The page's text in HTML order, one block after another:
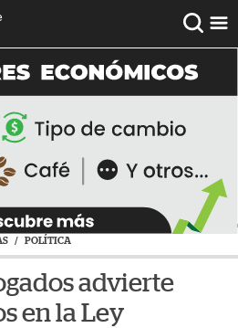
/ POLÍTICA
advierte
en la Ley